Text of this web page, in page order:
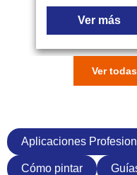
Ver más
Ver
Aplicaciones
Cómo pintar